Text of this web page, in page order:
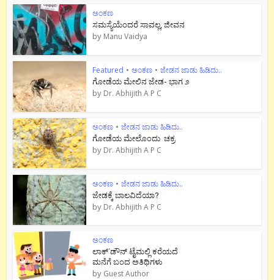
ಅಂಕಣ
ಸಮಸ್ಯೆಯೆಂದರೆ ಸಾವಲ್ಲ, ಜೀವನ
by Manu Vaidya
Featured • ಅಂಕಣ • ಜೇಡನ ಜಾಡು ಹಿಡಿದು..
ಗೋಡೆಯ ಮೇಲಿನ ಜೇಡ- ಭಾಗ ೨
by Dr. Abhijith A P C
ಅಂಕಣ • ಜೇಡನ ಜಾಡು ಹಿಡಿದು..
ಗೋಡೆಯ ಮೇಲೊಂದು ಚಕ್ರ
by Dr. Abhijith A P C
ಅಂಕಣ • ಜೇಡನ ಜಾಡು ಹಿಡಿದು..
ಜೇಡಕ್ಕೆ ಬಾಲವಿದೆಯಾ?
by Dr. Abhijith A P C
ಅಂಕಣ
ಲಾಕ್`ಡೌನ್ ಟೈಮಲ್ಲಿ ಕರೆಯದೆ
ಮನೆಗೆ ಬಂದ ಅತಿಥಿಗಳು
by Guest Author